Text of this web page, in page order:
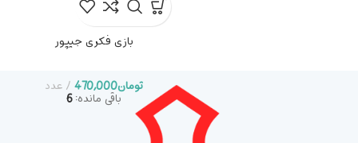
بازی فکری جیپور
تومان470,000 عدد
باقی مانده:6